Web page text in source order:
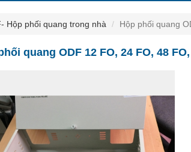
Hộp phối quang trong nhà Hộp phối quang
quang ODF 12 FO, 24 FO, 48